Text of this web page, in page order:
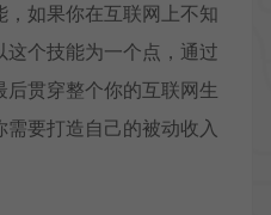
如果你在互联网上不知
个技能为一个点，通过
贯穿整个你的互联网生
要打造自己的被动收入